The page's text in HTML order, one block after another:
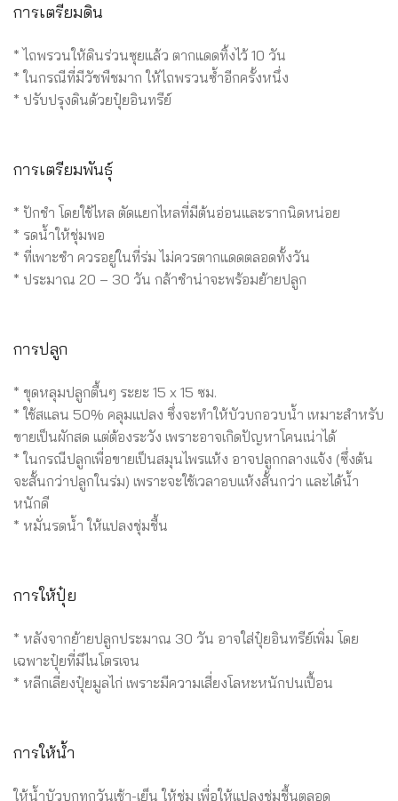
การเตรียมดิน
* ไถพรวนให้ดินร่วนซุยแล้ว ตากแดดทิ้งไว้ 10 วัน
* ในกรณีที่มีวัชพืชมาก ให้ไถพรวนซ้ำอีกครั้งหนึ่ง
* ปรับปรุงดินด้วยปุ๋ยอินทรีย์
การเตรียมพันธุ์
* ปักชำ โดยใช้ไหล ตัดแยกไหลที่มีต้นอ่อนและรากนิดหน่อย
* รดน้ำให้ชุ่มพอ
* ที่เพาะชำ ควรอยู่ในที่ร่ม ไม่ควรตากแดดตลอดทั้งวัน
* ประมาณ 20 – 30 วัน กล้าชำน่าจะพร้อมย้ายปลูก
การปลูก
* ขุดหลุมปลูกตื้นๆ ระยะ 15 x 15 ซม.
* ใช้สแลน 50% คลุมแปลง ซึ่งจะทำให้บัวบกอวบน้ำ เหมาะสำหรับ
ขายเป็นผักสด แต่ต้องระวัง เพราะอาจเกิดปัญหาโคนเน่าได้
* ในกรณีปลูกเพื่อขายเป็นสมุนไพรแห้ง อาจปลูกกลางแจ้ง (ซึ่งต้น
จะสั้นกว่าปลูกในร่ม) เพราะจะใช้เวลาอบแห้งสั้นกว่า และได้น้ำ
หนักดี
* หมั่นรดน้ำ ให้แปลงชุ่มชื้น
การให้ปุ๋ย
* หลังจากย้ายปลูกประมาณ 30 วัน อาจใส่ปุ๋ยอินทรีย์เพิ่ม โดย
เฉพาะปุ๋ยที่มีไนโตรเจน
* หลีกเลี่ยงปุ๋ยมูลไก่ เพราะมีความเสี่ยงโลหะหนักปนเปื้อน
การให้น้ำ
ให้น้ำบัวบกทุกวันเช้า-เย็น ให้ชุ่ม เพื่อให้แปลงชุ่มชื้นตลอด